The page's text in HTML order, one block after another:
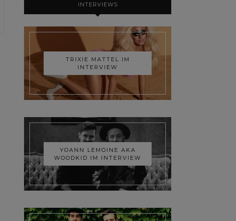
INTERVIEWS
TRIXIE MATTEL IM
INTERVIEW
YOANN LEMOINE AKA
WOODKID IM INTERVIEW